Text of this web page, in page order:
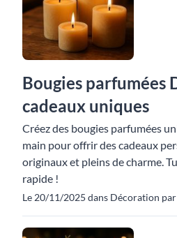
Bougies parfumées
cadeaux uniques
Créez des bougies parfumées
main pour offrir des cadeaux
originaux et pleins de charme.
rapide !
Le 20/11/2025 dans Décoration